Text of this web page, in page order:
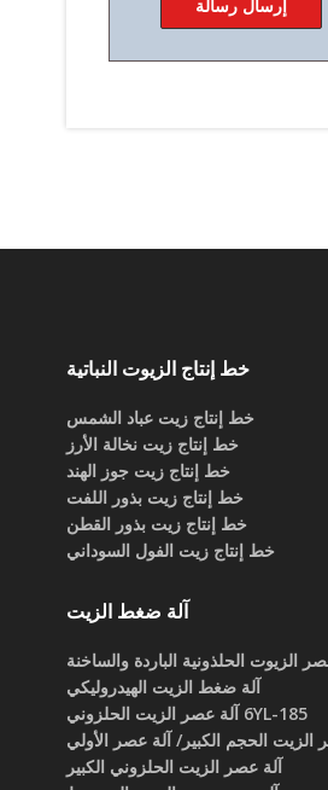
خط إنتاج الزيوت النباتية
خط إنتاج زيت عباد الشمس
خط إنتاج زيت نخالة الأرز
خط إنتاج زيت جوز الهند
خط إنتاج زيت بذور اللفت
خط إنتاج زيت بذور القطن
خط إنتاج زيت الفول السوداني
آلة ضغط الزيت
الزيوت الحلذونية الباردة والساخنة
آلة ضغط الزيت الهيدروليكي
6YL-185 آلة عصر الزيت الحلزوني
الزيت الحجم الكبير/ آلة عصر الأولي
آلة عصر الزيت الحلزوني الكبير